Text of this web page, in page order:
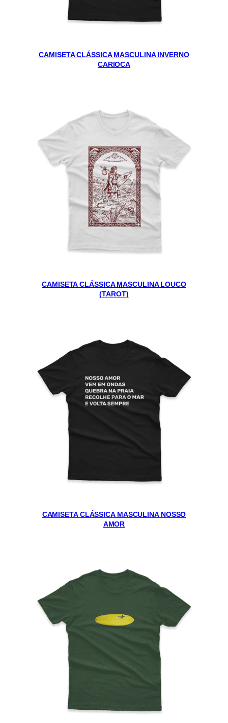
CAMISETA CLÁSSICA MASCULINA INVERNO
CARIOCA
CAMISETA CLÁSSICA MASCULINA LOUCO
(TAROT)
CAMISETA CLÁSSICA MASCULINA NOSSO
AMOR